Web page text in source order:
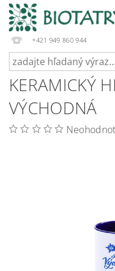
+421 949 860 944
KERAMICKÝ
VÝCHODNÁ